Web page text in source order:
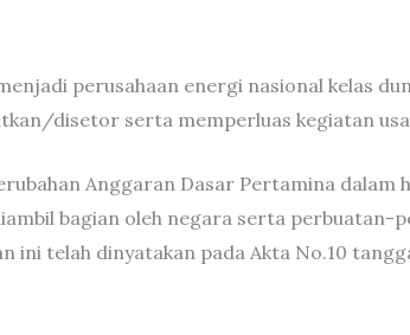
perusahaan energi nasional kelas
disetor serta memperluas kegiatan
Anggaran Dasar Pertamina dalam
bagian oleh negara serta perbuatan-
telah dinyatakan pada Akta No.10